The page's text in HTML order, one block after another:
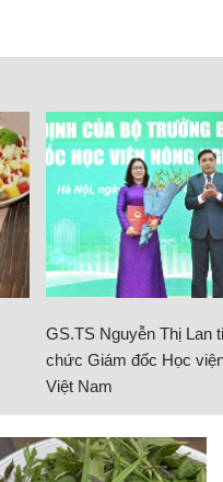
GS.TS Nguyễn Thị Lan
chức Giám đốc Học
Việt Nam